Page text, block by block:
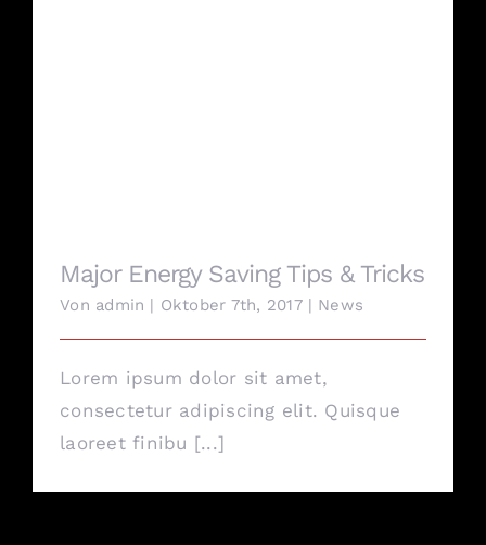
Major Energy Saving Tips & Tricks
Von admin | Oktober 7th, 2017 | News
Lorem ipsum dolor sit amet,
consectetur adipiscing elit. Quisque
laoreet finibu [...]